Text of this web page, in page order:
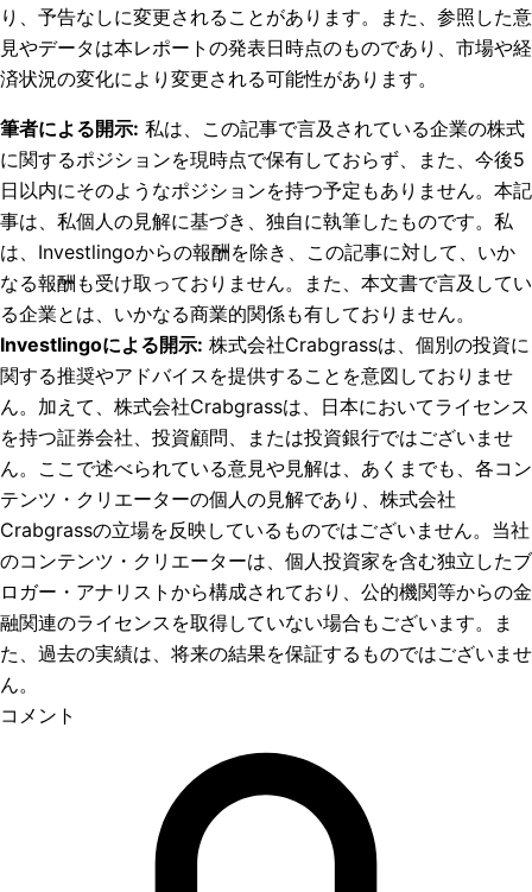
り、予告なしに変更されることがあります。また、参照した意
見やデータは本レポートの発表日時点のものであり、市場や経
済状況の変化により変更される可能性があります。
筆者による開示: 私は、この記事で言及されている企業の株式
に関するポジションを現時点で保有しておらず、また、今後5
日以内にそのようなポジションを持つ予定もありません。 本記
事は、私個人の見解に基づき、独自に執筆したものです。私
は、Investlingoからの報酬を除き、この記事に対して、いか
なる報酬も受け取っておりません。また、本文書で言及してい
る企業とは、いかなる商業的関係も有しておりません。
Investlingoによる開示: 株式会社Crabgrassは、個別の投資に
関する推奨やアドバイスを提供することを意図しておりませ
ん。加えて、株式会社Crabgrassは、日本においてライセンス
を持つ証券会社、投資顧問、または投資銀行ではございませ
ん。ここで述べられている意見や見解は、あくまでも、各コン
テンツ・クリエーターの個人の見解であり、株式会社
Crabgrassの立場を反映しているものではございません。当社
のコンテンツ・クリエーターは、個人投資家を含む独立したブ
ロガー・アナリストから構成されており、公的機関等からの金
融関連のライセンスを取得していない場合もございます。ま
た、過去の実績は、将来の結果を保証するものではございませ
ん。
コメント